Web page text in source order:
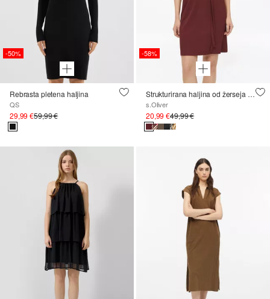
-50%
Rebrasta pletena haljina
QS
29,99 €59,99 €
-58%
Strukturirana haljina od žerseja s remenom i gumbima
s.Oliver
20,99 €49,99 €